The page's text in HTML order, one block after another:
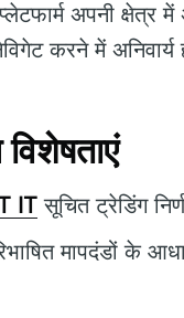
अपनी क्षेत्र
करने में अनिवार्य
IT सूचित ट्रेडिंग
मापदंडों के